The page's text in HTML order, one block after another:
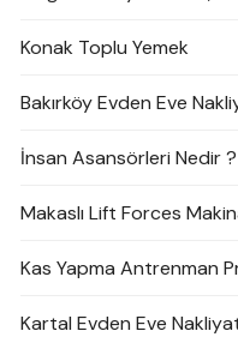
Konak Toplu Yemek
Bakırköy Evden Eve
İnsan Asansörleri Nedir ?
Makaslı Lift Forces
Kas Yapma Antrenman
Kartal Evden Eve